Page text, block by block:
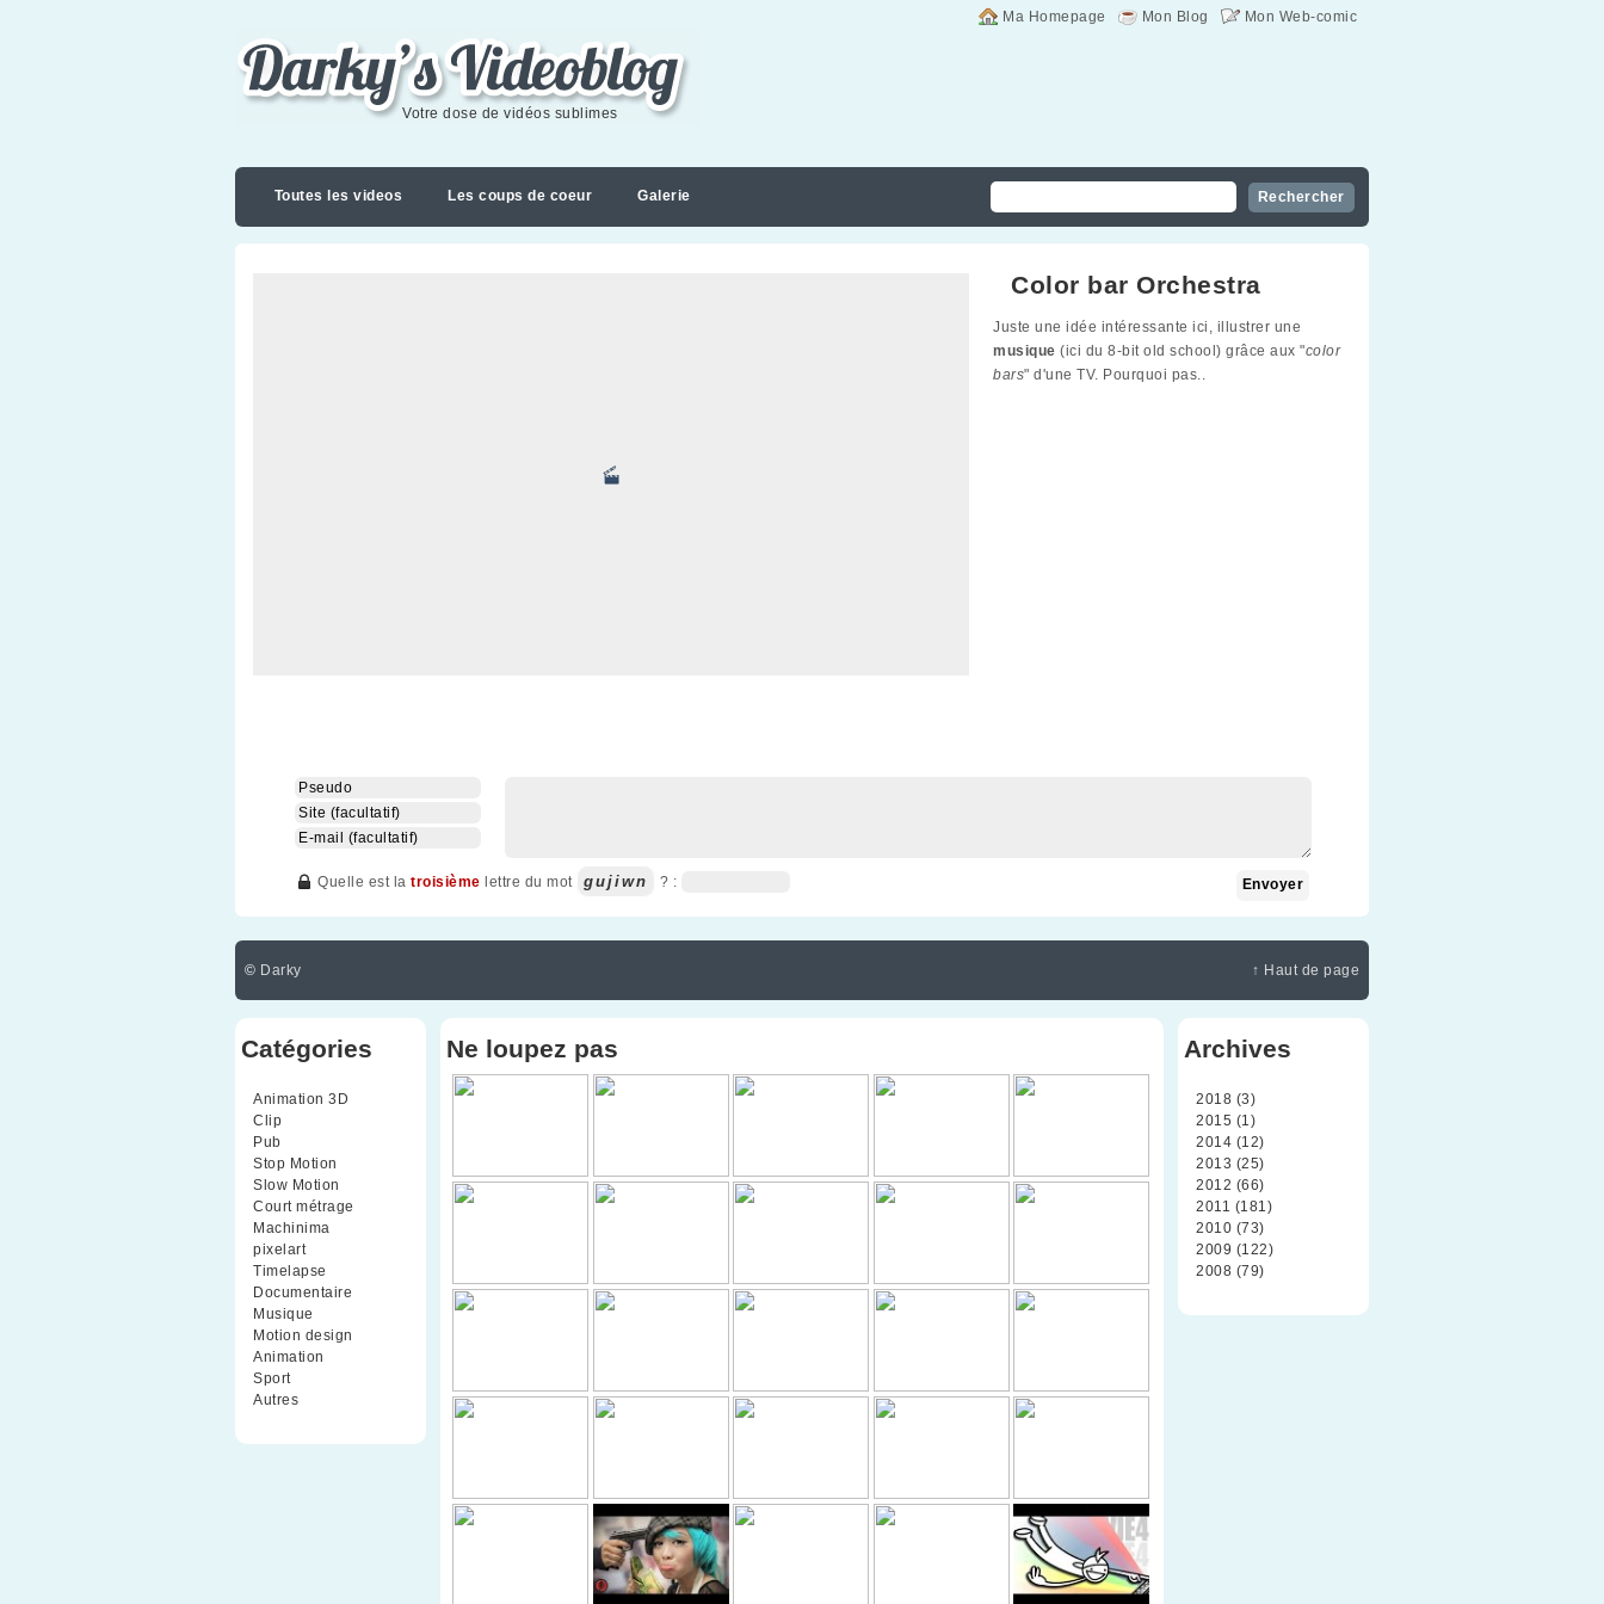
Mon Web-comic
Mon Blog
Ma Homepage
Darky's videoblog
Votre dose de vidéos sublimes
Toutes les videos Les coups de coeur Galerie
Color bar Orchestra
Juste une idée intéressante ici, illustrer une
musique (ici du 8-bit old school) grâce aux "color
bars" d'une TV. Pourquoi pas..
Quelle est la troisième lettre du mot gujiwn ? :
© Darky ↑ Haut de page
Catégories
Animation 3D
Clip
Pub
Stop Motion
Slow Motion
Court métrage
Machinima
pixelart(10)
Timelapse
Documentaire
Musique
Motion design
Animation
Sport(2)
Autres
Ne loupez pas Archives
2018 (3)
2015 (1)
2014 (12)
2013 (25)
2012 (66)
2011 (181)
2010 (73)
2009 (122)
2008 (79)